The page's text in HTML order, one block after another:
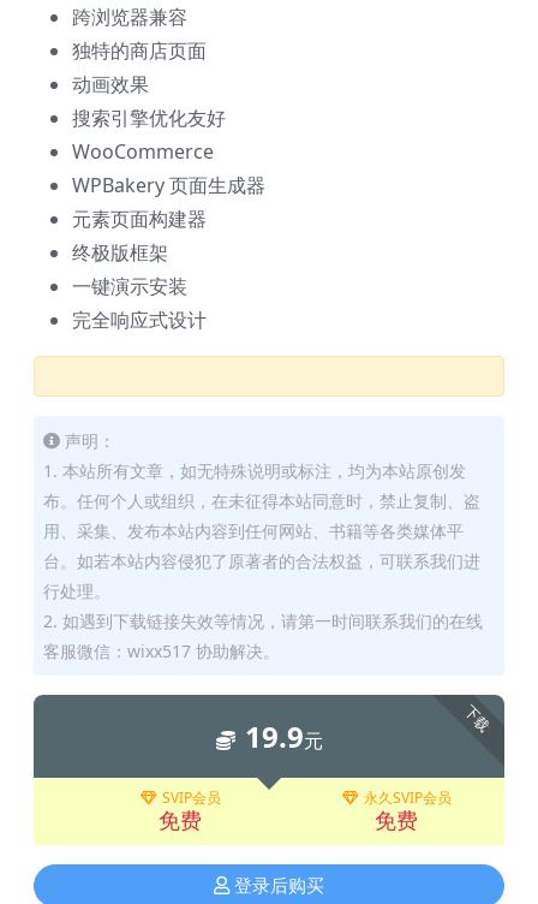
跨浏览器兼容
独特的商店页面
动画效果
搜索引擎优化友好
WooCommerce
WPBakery 页面生成器
元素页面构建器
终极版框架
一键演示安装
完全响应式设计
声明：
1. 本站所有文章，如无特殊说明或标注，均为本站原创发
布。任何个人或组织，在未征得本站同意时，禁止复制、盗
用、采集、发布本站内容到任何网站、书籍等各类媒体平
台。如若本站内容侵犯了原著者的合法权益，可联系我们进
行处理。
2. 如遇到下载链接失效等情况，请第一时间联系我们的在线
客服微信：wixx517 协助解决。
下载
19.9元
SVIP会员
免费
永久SVIP会员
免费
登录后购买